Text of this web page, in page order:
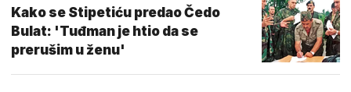
Kako se Stipetiću predao Čedo
Bulat: 'Tuđman je htio da se
prerušim u ženu'